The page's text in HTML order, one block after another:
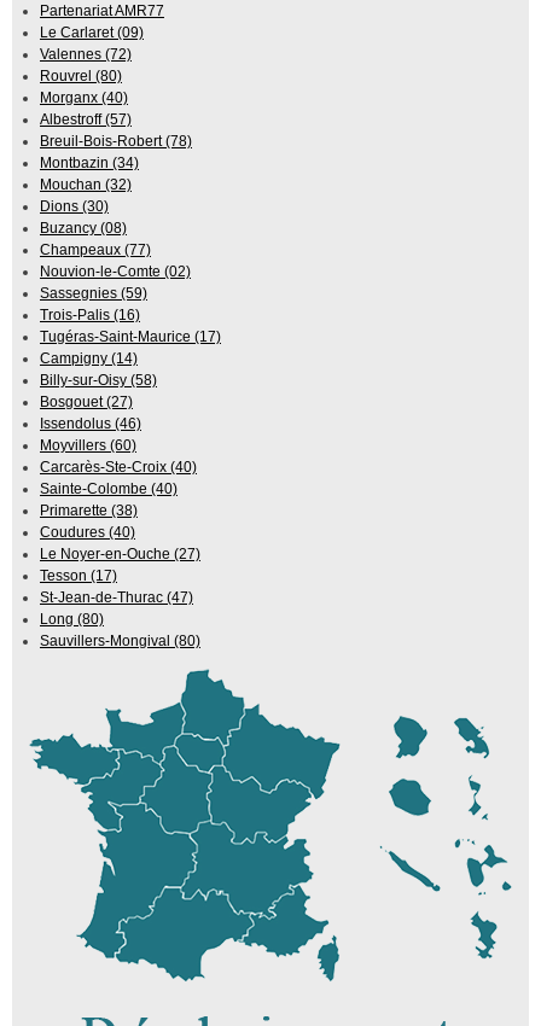
Partenariat AMR77
Le Carlaret (09)
Valennes (72)
Rouvrel (80)
Morganx (40)
Albestroff (57)
Breuil-Bois-Robert (78)
Montbazin (34)
Mouchan (32)
Dions (30)
Buzancy (08)
Champeaux (77)
Nouvion-le-Comte (02)
Sassegnies (59)
Trois-Palis (16)
Tugéras-Saint-Maurice (17)
Campigny (14)
Billy-sur-Oisy (58)
Bosgouet (27)
Issendolus (46)
Moyvillers (60)
Carcarès-Ste-Croix (40)
Sainte-Colombe (40)
Primarette (38)
Coudures (40)
Le Noyer-en-Ouche (27)
Tesson (17)
St-Jean-de-Thurac (47)
Long (80)
Sauvillers-Mongival (80)